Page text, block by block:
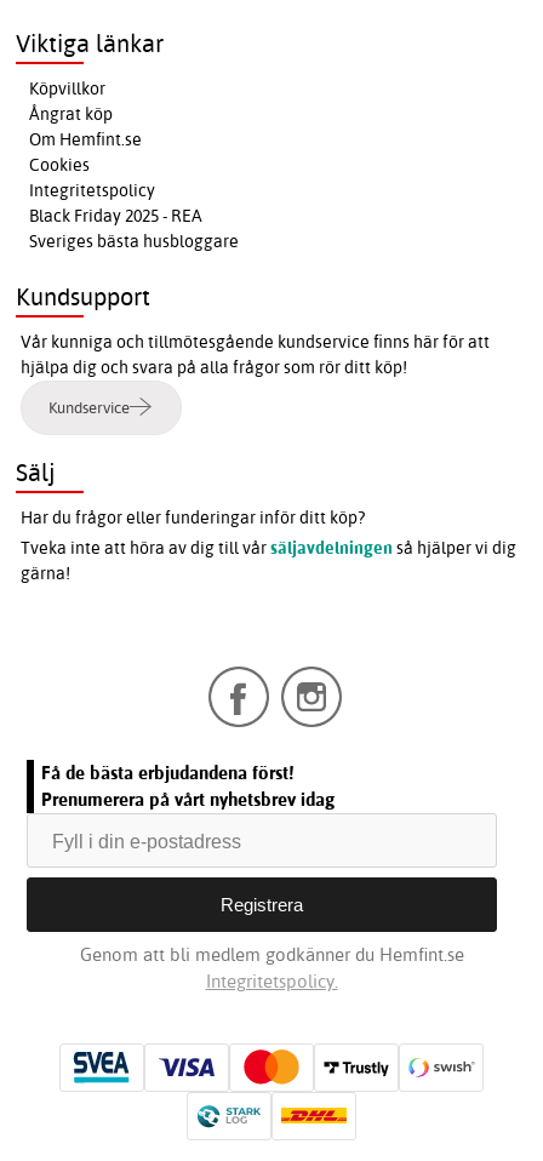
Viktiga länkar
Köpvillkor
Ångrat köp
Om Hemfint.se
Cookies
Integritetspolicy
Black Friday 2025 - REA
Sveriges bästa husbloggare
Kundsupport
Vår kunniga och tillmötesgående kundservice finns här för att
hjälpa dig och svara på alla frågor som rör ditt köp!
Kundservice
Sälj
Har du frågor eller funderingar inför ditt köp?
Tveka inte att höra av dig till vårsäljavdelningen så hjälper vi dig
gärna!
Få de bästa erbjudandena först!
Prenumerera på vårt nyhetsbrev idag
Genom att bli medlem godkänner du Hemfint.se
Integritetspolicy.